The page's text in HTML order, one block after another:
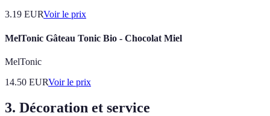
3.19 EURVoir le prix
MelTonic Gâteau Tonic Bio - Chocolat Miel
MelTonic
14.50 EURVoir le prix
3. Décoration et service